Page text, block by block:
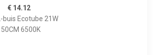
€ 14.12
buis Ecotube 21W
6500K